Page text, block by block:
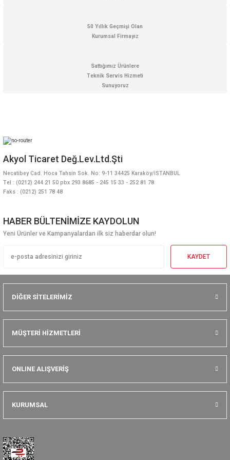
50 Yıllık Geçmişi Olan
Kurumsal Firmayız
Sattığımız Ürünlere
Teknik Servis Hizmeti
Sunuyoruz
Akyol Ticaret Değ.Lev.Ltd.Şti
Necatibey Cad. Hoca Tahsin Sok. No: 9-11 34425 Karaköy/İSTANBUL
Tel : (0212) 244 21 50 pbx 293 8685 - 245 15 33 - 252 81 78
Faks : (0212) 251 78 48
HABER BÜLTENİMİZE KAYDOLUN
Yeni Ürünler ve Kampanyalardan ilk siz haberdar olun!
KAYDET
DİĞER SİTELERİMİZ
MÜŞTERİ HİZMETLERİ
ONLINE ALIŞVERİŞ
KURUMSAL